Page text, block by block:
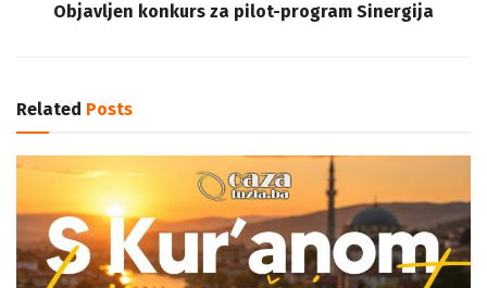
Objavljen konkurs za pilot-program Sinergija
Related Posts